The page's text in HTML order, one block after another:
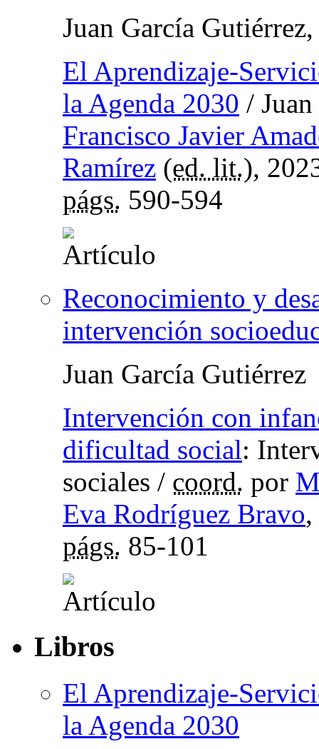
Juan García
El Aprendizaje-
la Agenda 2030 /
Francisco Javier
Ramírez (ed. lit.),
págs. 590-594
Reconocimiento y
intervención
Juan García Gutiérrez
Intervención con
dificultad social:
sociales / coord. por
Eva Rodríguez Bravo
págs. 85-101
Libros
El Aprendizaje-
la Agenda 2030